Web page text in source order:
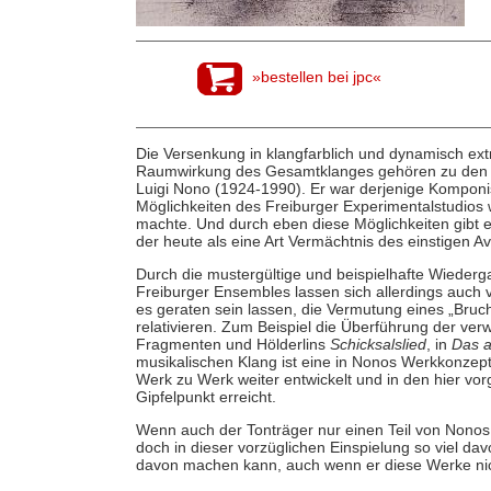
»bestellen bei jpc«
Die Versenkung in klangfarblich und dynamisch
Raumwirkung des Gesamtklanges gehören zu
Luigi Nono (1924-1990). Er war derjenige
Möglichkeiten des Freiburger
machte. Und durch eben diese Möglichkeiten gibt
der heute als eine Art Vermächtnis des einstigen
Durch die mustergültige und beispielhafte
Freiburger Ensembles lassen sich allerdings
es geraten sein lassen, die Vermutung eines
relativieren. Zum Beispiel die Überführung der
Fragmenten und Hölderlins Schicksalslied, in Das
musikalischen Klang ist eine in Nonos
Werk zu Werk weiter entwickelt und in den hier
Gipfelpunkt erreicht.
Wenn auch der Tonträger nur einen Teil von
doch in dieser vorzüglichen Einspielung so viel
davon machen kann, auch wenn er diese Werke